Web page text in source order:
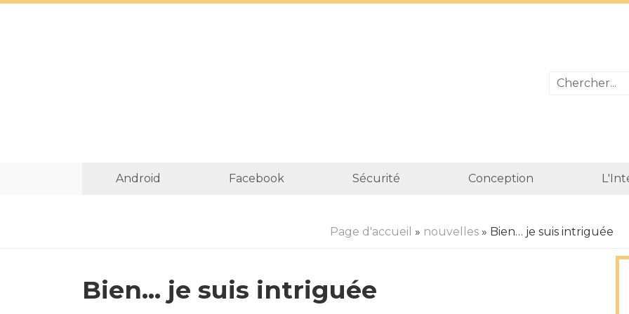
Android Facebook Sécurité Conception
Page d'accueil » nouvelles » Bien… je suis intriguée
Bien… je suis intriguée